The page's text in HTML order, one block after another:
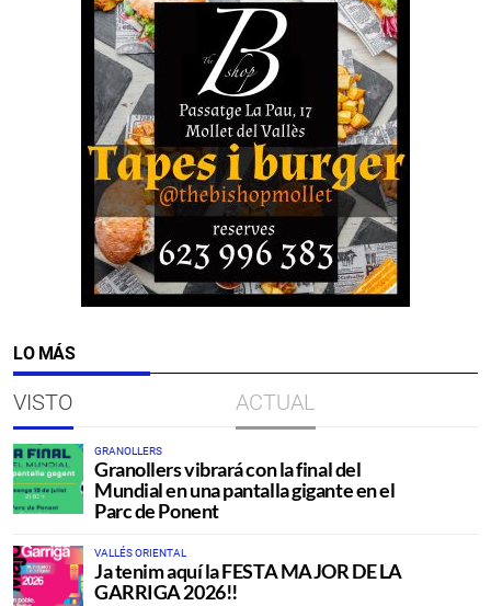
LO MÁS
VISTO ACTUAL
GRANOLLERS
Granollers vibrará con la final del
Mundial en una pantalla gigante en el
Parc de Ponent
VALLÉS ORIENTAL
Ja tenim aquí la FESTA MAJOR DE LA
GARRIGA 2026!!